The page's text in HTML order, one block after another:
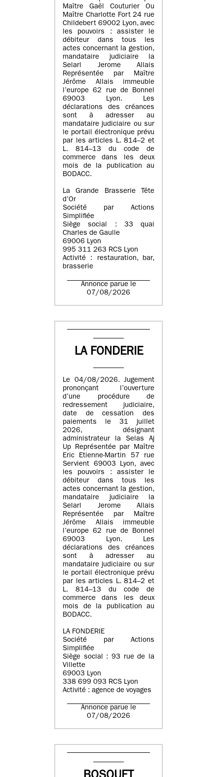
Maître Gaël Couturier Ou
Maître Charlotte Fort 24 rue
Childebert 69002 Lyon, avec
les pouvoirs : assister le
débiteur dans tous les
actes concernant la gestion,
mandataire judiciaire la
Selarl Jerome Allais
Représentée par Maître
Jérôme Allais immeuble
l’europe 62 rue de Bonnel
69003 Lyon. Les
déclarations des créances
sont à adresser au
mandataire judiciaire ou sur
le portail électronique prévu
par les articles L. 814–2 et
L. 814–13 du code de
commerce dans les deux
mois de la publication au
BODACC.
La Grande Brasserie Tête
d’Or
Société par Actions
Simplifiée
Siège social : 33 quai
Charles de Gaulle
69006 Lyon
995 311 263 RCS Lyon
Activité : restauration, bar,
brasserie
Annonce parue le
07/08/2026
LA FONDERIE
Le 04/08/2026. Jugement
prononçant l’ouverture
d’une procédure de
redressement judiciaire,
date de cessation des
paiements le 31 juillet
2026, désignant
administrateur la Selas Aj
Up Représentée par Maître
Eric Etienne-Martin 57 rue
Servient 69003 Lyon, avec
les pouvoirs : assister le
débiteur dans tous les
actes concernant la gestion,
mandataire judiciaire la
Selarl Jerome Allais
Représentée par Maître
Jérôme Allais immeuble
l’europe 62 rue de Bonnel
69003 Lyon. Les
déclarations des créances
sont à adresser au
mandataire judiciaire ou sur
le portail électronique prévu
par les articles L. 814–2 et
L. 814–13 du code de
commerce dans les deux
mois de la publication au
BODACC.
LA FONDERIE
Société par Actions
Simplifiée
Siège social : 93 rue de la
Villette
69003 Lyon
338 699 093 RCS Lyon
Activité : agence de voyages
Annonce parue le
07/08/2026